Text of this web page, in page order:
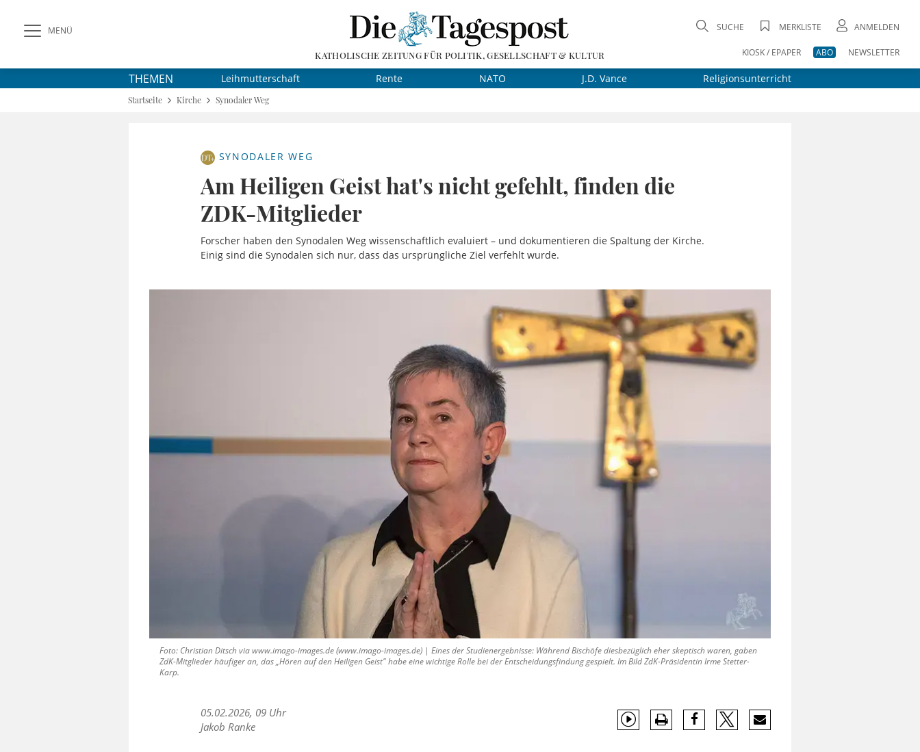
MENÜ
KATHOLISCHE ZEITUNG FÜR POLITIK, GESELLSCHAFT & KULTUR
SUCHE MERKLISTE ANMELDEN
KIOSK / EPAPER ABO NEWSLETTER
THEMEN Leihmutterschaft Rente NATO J.D. Vance Religionsunterricht
Startseite Kirche Synodaler Weg
SYNODALER WEG
Am Heiligen Geist hat's nicht gefehlt, finden die
ZDK-Mitglieder
Forscher haben den Synodalen Weg wissenschaftlich evaluiert – und dokumentieren die Spaltung der Kirche.
Einig sind die Synodalen sich nur, dass das ursprüngliche Ziel verfehlt wurde.
Foto: Christian Ditsch via www.imago-images.de (www.imago-images.de) | Eines der Studienergebnisse: Während Bischöfe diesbezüglich eher skeptisch waren, gaben
ZdK-Mitglieder häufiger an, das „Hören auf den Heiligen Geist" habe eine wichtige Rolle bei der Entscheidungsfindung gespielt. Im Bild ZdK-Präsidentin Irme Stetter-
Karp.
05.02.2026, 09 Uhr
Jakob Ranke